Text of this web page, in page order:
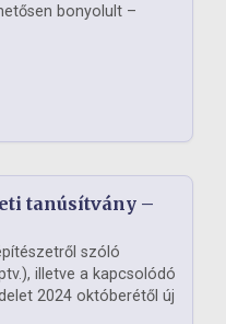
bonyolult –
tanúsítvány –
szóló
illetve a kapcsolódó
2024 októberétől új